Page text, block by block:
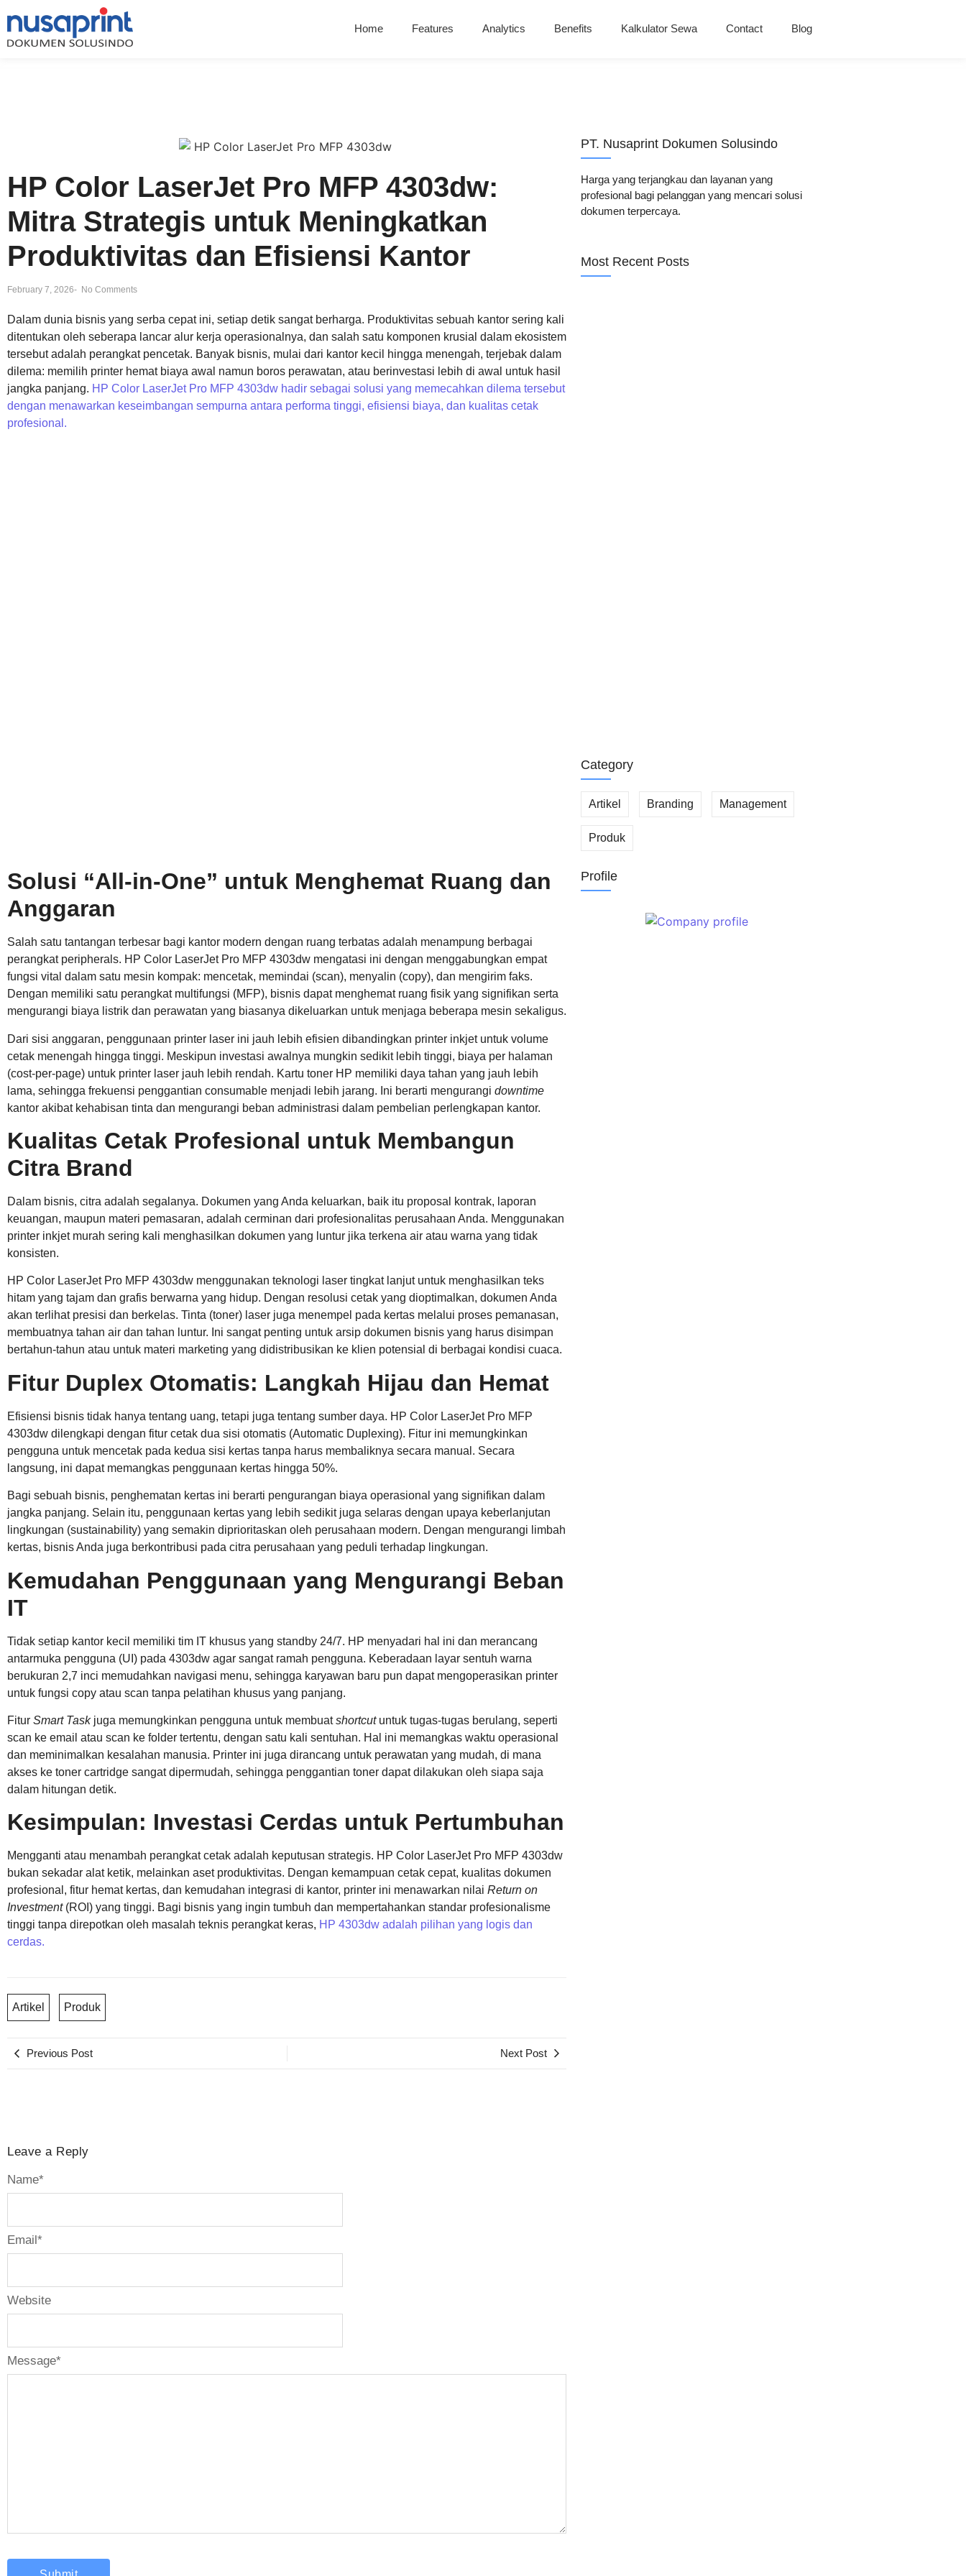
Home Features Analytics Benefits Kalkulator Sewa Contact Blog
HP Color LaserJet Pro MFP 4303dw:
Mitra Strategis untuk Meningkatkan
Produktivitas dan Efisiensi Kantor
February 7, 2026- No Comments
Dalam dunia bisnis yang serba cepat ini, setiap detik sangat berharga. Produktivitas sebuah kantor sering kali
ditentukan oleh seberapa lancar alur kerja operasionalnya, dan salah satu komponen krusial dalam ekosistem
tersebut adalah perangkat pencetak. Banyak bisnis, mulai dari kantor kecil hingga menengah, terjebak dalam
dilema: memilih printer hemat biaya awal namun boros perawatan, atau berinvestasi lebih di awal untuk hasil
jangka panjang. HP Color LaserJet Pro MFP 4303dw hadir sebagai solusi yang memecahkan dilema tersebut
dengan menawarkan keseimbangan sempurna antara performa tinggi, efisiensi biaya, dan kualitas cetak
profesional.
Solusi “All-in-One” untuk Menghemat Ruang dan
Anggaran
Salah satu tantangan terbesar bagi kantor modern dengan ruang terbatas adalah menampung berbagai
perangkat peripherals. HP Color LaserJet Pro MFP 4303dw mengatasi ini dengan menggabungkan empat
fungsi vital dalam satu mesin kompak: mencetak, memindai (scan), menyalin (copy), dan mengirim faks.
Dengan memiliki satu perangkat multifungsi (MFP), bisnis dapat menghemat ruang fisik yang signifikan serta
mengurangi biaya listrik dan perawatan yang biasanya dikeluarkan untuk menjaga beberapa mesin sekaligus.
Dari sisi anggaran, penggunaan printer laser ini jauh lebih efisien dibandingkan printer inkjet untuk volume
cetak menengah hingga tinggi. Meskipun investasi awalnya mungkin sedikit lebih tinggi, biaya per halaman
(cost-per-page) untuk printer laser jauh lebih rendah. Kartu toner HP memiliki daya tahan yang jauh lebih
lama, sehingga frekuensi penggantian consumable menjadi lebih jarang. Ini berarti mengurangi downtime
kantor akibat kehabisan tinta dan mengurangi beban administrasi dalam pembelian perlengkapan kantor.
Kualitas Cetak Profesional untuk Membangun
Citra Brand
Dalam bisnis, citra adalah segalanya. Dokumen yang Anda keluarkan, baik itu proposal kontrak, laporan
keuangan, maupun materi pemasaran, adalah cerminan dari profesionalitas perusahaan Anda. Menggunakan
printer inkjet murah sering kali menghasilkan dokumen yang luntur jika terkena air atau warna yang tidak
konsisten.
HP Color LaserJet Pro MFP 4303dw menggunakan teknologi laser tingkat lanjut untuk menghasilkan teks
hitam yang tajam dan grafis berwarna yang hidup. Dengan resolusi cetak yang dioptimalkan, dokumen Anda
akan terlihat presisi dan berkelas. Tinta (toner) laser juga menempel pada kertas melalui proses pemanasan,
membuatnya tahan air dan tahan luntur. Ini sangat penting untuk arsip dokumen bisnis yang harus disimpan
bertahun-tahun atau untuk materi marketing yang didistribusikan ke klien potensial di berbagai kondisi cuaca.
Fitur Duplex Otomatis: Langkah Hijau dan Hemat
Efisiensi bisnis tidak hanya tentang uang, tetapi juga tentang sumber daya. HP Color LaserJet Pro MFP
4303dw dilengkapi dengan fitur cetak dua sisi otomatis (Automatic Duplexing). Fitur ini memungkinkan
pengguna untuk mencetak pada kedua sisi kertas tanpa harus membaliknya secara manual. Secara
langsung, ini dapat memangkas penggunaan kertas hingga 50%.
Bagi sebuah bisnis, penghematan kertas ini berarti pengurangan biaya operasional yang signifikan dalam
jangka panjang. Selain itu, penggunaan kertas yang lebih sedikit juga selaras dengan upaya keberlanjutan
lingkungan (sustainability) yang semakin diprioritaskan oleh perusahaan modern. Dengan mengurangi limbah
kertas, bisnis Anda juga berkontribusi pada citra perusahaan yang peduli terhadap lingkungan.
Kemudahan Penggunaan yang Mengurangi Beban
IT
Tidak setiap kantor kecil memiliki tim IT khusus yang standby 24/7. HP menyadari hal ini dan merancang
antarmuka pengguna (UI) pada 4303dw agar sangat ramah pengguna. Keberadaan layar sentuh warna
berukuran 2,7 inci memudahkan navigasi menu, sehingga karyawan baru pun dapat mengoperasikan printer
untuk fungsi copy atau scan tanpa pelatihan khusus yang panjang.
Fitur Smart Taskjuga memungkinkan pengguna untuk membuatshortcutuntuk tugas-tugas berulang, seperti
scan ke email atau scan ke folder tertentu, dengan satu kali sentuhan. Hal ini memangkas waktu operasional
dan meminimalkan kesalahan manusia. Printer ini juga dirancang untuk perawatan yang mudah, di mana
akses ke toner cartridge sangat dipermudah, sehingga penggantian toner dapat dilakukan oleh siapa saja
dalam hitungan detik.
Kesimpulan: Investasi Cerdas untuk Pertumbuhan
Mengganti atau menambah perangkat cetak adalah keputusan strategis. HP Color LaserJet Pro MFP 4303dw
bukan sekadar alat ketik, melainkan aset produktivitas. Dengan kemampuan cetak cepat, kualitas dokumen
profesional, fitur hemat kertas, dan kemudahan integrasi di kantor, printer ini menawarkan nilai Return on
Investment(ROI) yang tinggi. Bagi bisnis yang ingin tumbuh dan mempertahankan standar profesionalisme
tinggi tanpa direpotkan oleh masalah teknis perangkat keras, HP 4303dw adalah pilihan yang logis dan
cerdas.
Artikel Produk
Previous Post Next Post
Leave a Reply
Message*
Name*
Email*
Website
PT. Nusaprint Dokumen Solusindo
Harga yang terjangkau dan layanan yang
profesional bagi pelanggan yang mencari solusi
dokumen terpercaya.
Most Recent Posts
Category
Artikel Branding Management
Produk
Profile